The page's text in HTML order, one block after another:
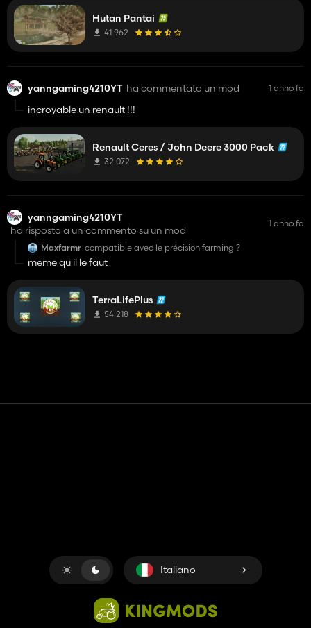
Hutan Pantai
41 962
yanngaming4210YT ha commentato un mod 1 anno fa
incroyable un renault !!!
Renault Ceres / John Deere 3000 Pack
32 072
yanngaming4210YT
ha risposto a un commento su un mod
1 anno fa
Maxfarmr compatible avec le précision farming ?
meme qu il le faut
TerraLifePlus
54 218
Italiano